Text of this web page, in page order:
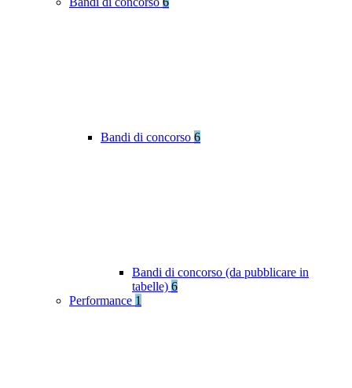
Bandi di concorso 6
Bandi di concorso (da pubblicare in
tabelle) 6
Performance 1